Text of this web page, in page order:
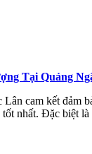
Tại Quảng
cam kết đảm
tốt nhất. Đặc biệt